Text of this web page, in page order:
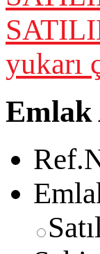
yukarı
Emlak